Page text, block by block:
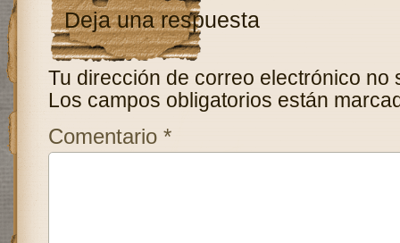
Deja una respuesta
Tu dirección de correo electrónico no
Los campos obligatorios están
Comentario *